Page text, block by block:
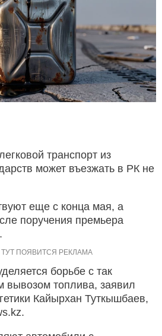
транспорт из
может въезжать в РК не
еще с конца мая, а
поручения премьера
борьбе с так
топлива, заявил
Кайырхан Туткышбаев,